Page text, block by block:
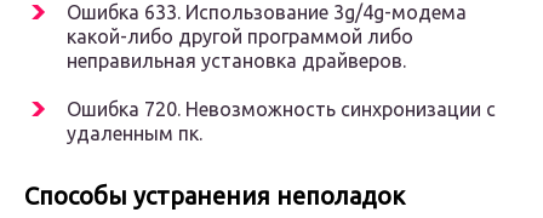
Ошибка 633. Использование 3g/4g-модема
какой-либо другой программой либо
неправильная установка драйверов.
Ошибка 720. Невозможность синхронизации с
удаленным пк.
Способы устранения неполадок